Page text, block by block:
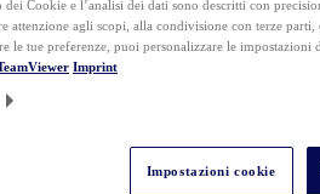
dei Cookie e l’analisi dei dati sono descritti con
attenzione agli scopi, alla condivisione con terze
le tue preferenze, puoi personalizzare le impostazioni
Imprint
Impostazioni cookie